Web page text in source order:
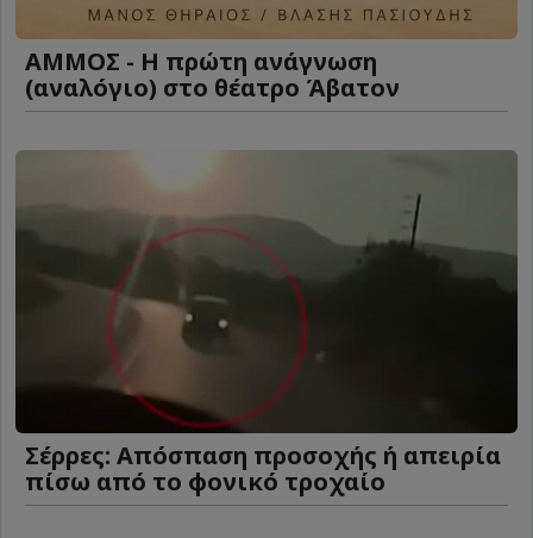
ΑΜΜΟΣ - Η πρώτη ανάγνωση
(αναλόγιο) στο θέατρο Άβατον
Σέρρες: Απόσπαση προσοχής ή απειρία
πίσω από το φονικό τροχαίο